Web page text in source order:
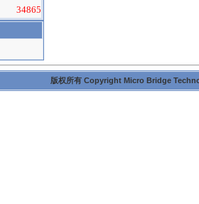
34865
版权所有 Copyright Micro Bridge